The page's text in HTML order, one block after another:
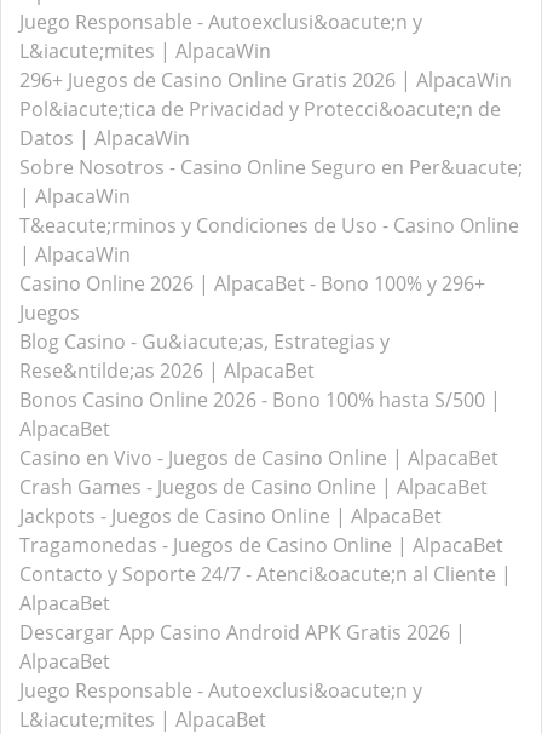
Juego Responsable - Autoexclusi&oacute;n y
L&iacute;mites | AlpacaWin
296+ Juegos de Casino Online Gratis 2026 | AlpacaWin
Pol&iacute;tica de Privacidad y Protecci&oacute;n de
Datos | AlpacaWin
Sobre Nosotros - Casino Online Seguro en Per&uacute;
| AlpacaWin
T&eacute;rminos y Condiciones de Uso - Casino Online
| AlpacaWin
Casino Online 2026 | AlpacaBet - Bono 100% y 296+
Juegos
Blog Casino - Gu&iacute;as, Estrategias y
Rese&ntilde;as 2026 | AlpacaBet
Bonos Casino Online 2026 - Bono 100% hasta S/500 |
AlpacaBet
Casino en Vivo - Juegos de Casino Online | AlpacaBet
Crash Games - Juegos de Casino Online | AlpacaBet
Jackpots - Juegos de Casino Online | AlpacaBet
Tragamonedas - Juegos de Casino Online | AlpacaBet
Contacto y Soporte 24/7 - Atenci&oacute;n al Cliente |
AlpacaBet
Descargar App Casino Android APK Gratis 2026 |
AlpacaBet
Juego Responsable - Autoexclusi&oacute;n y
L&iacute;mites | AlpacaBet